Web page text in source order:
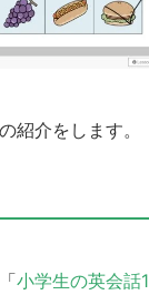
紹介をします。
小学生の英会話1